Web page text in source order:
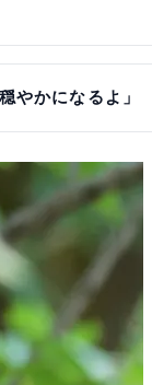
穏やかになるよ」